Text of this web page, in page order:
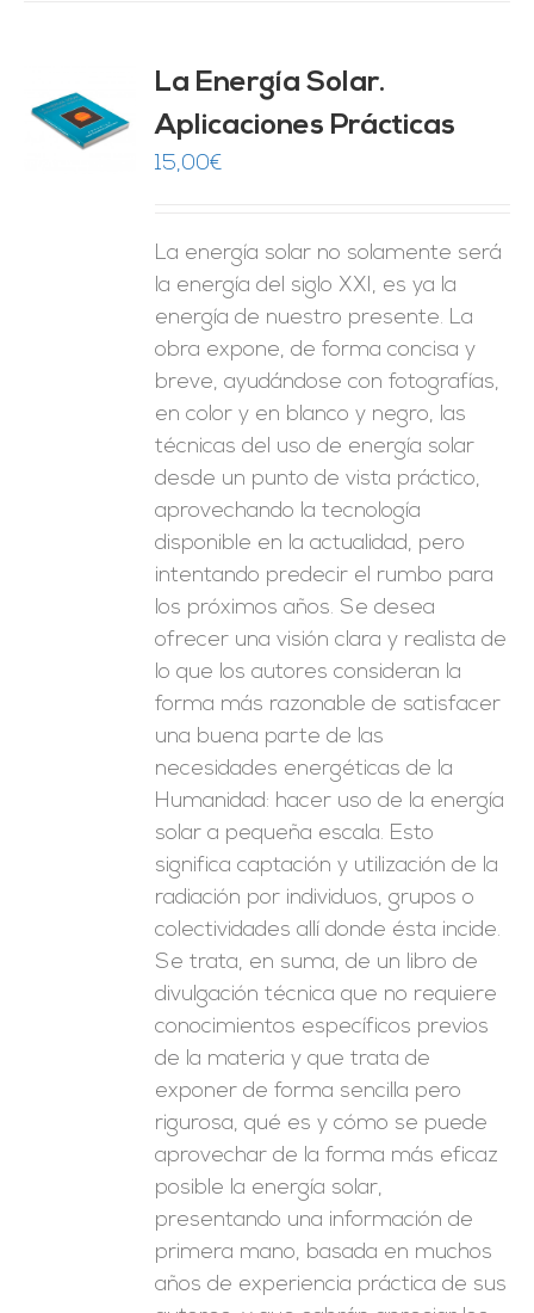
La Energía Solar.
Aplicaciones Prácticas
15,00€
La energía solar no solamente será
la energía del siglo XXI, es ya la
energía de nuestro presente. La
obra expone, de forma concisa y
breve, ayudándose con fotografías,
en color y en blanco y negro, las
técnicas del uso de energía solar
desde un punto de vista práctico,
aprovechando la tecnología
disponible en la actualidad, pero
intentando predecir el rumbo para
los próximos años. Se desea
ofrecer una visión clara y realista de
lo que los autores consideran la
forma más razonable de satisfacer
una buena parte de las
necesidades energéticas de la
Humanidad: hacer uso de la energía
solar a pequeña escala. Esto
significa captación y utilización de la
radiación por individuos, grupos o
colectividades allí donde ésta incide.
Se trata, en suma, de un libro de
divulgación técnica que no requiere
conocimientos específicos previos
de la materia y que trata de
exponer de forma sencilla pero
rigurosa, qué es y cómo se puede
aprovechar de la forma más eficaz
posible la energía solar,
presentando una información de
primera mano, basada en muchos
años de experiencia práctica de sus